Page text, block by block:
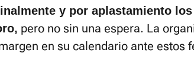
y por aplastamiento
pero no sin una espera. La
en su calendario ante estos